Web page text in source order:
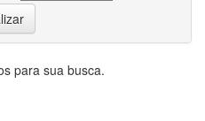
para sua busca.